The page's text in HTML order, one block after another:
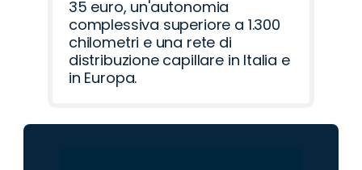
35 euro, un'autonomia
complessiva superiore a 1.300
chilometri e una rete di
distribuzione capillare in Italia e
in Europa.